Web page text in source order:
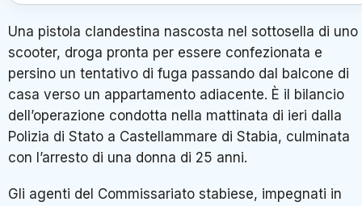
Una pistola clandestina nascosta nel sottosella di uno
scooter, droga pronta per essere confezionata e
persino un tentativo di fuga passando dal balcone di
casa verso un appartamento adiacente. È il bilancio
dell’operazione condotta nella mattinata di ieri dalla
Polizia di Stato a Castellammare di Stabia, culminata
con l’arresto di una donna di 25 anni.
Gli agenti del Commissariato stabiese, impegnati in